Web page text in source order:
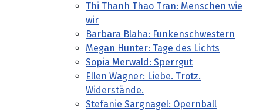
Thi Thanh Thao Tran: Menschen wie
wir
Barbara Blaha: Funkenschwestern
Megan Hunter: Tage des Lichts
Sopia Merwald: Sperrgut
Ellen Wagner: Liebe. Trotz.
Widerstände.
Stefanie Sargnagel: Opernball